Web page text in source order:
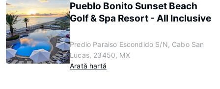
Pueblo Bonito Sunset Beach
Golf & Spa Resort - All Inclusive
Predio Paraiso Escondido S/N, Cabo San
Lucas, 23450, MX
Arată hartă